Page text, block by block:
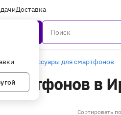
Доставка
Аксессуары для смартфонов
в
Сортировать